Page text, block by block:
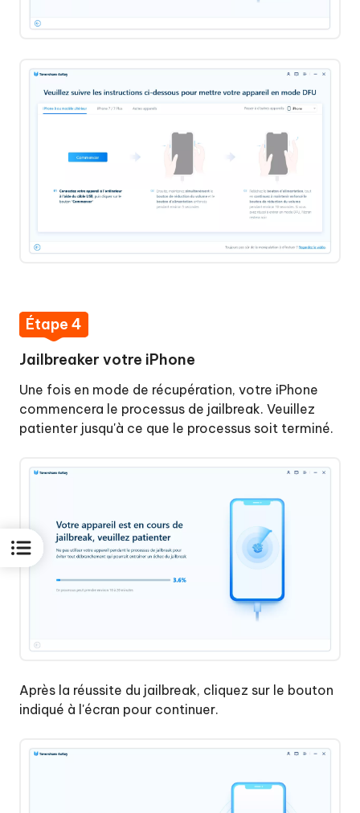
Étape 4
Jailbreaker votre iPhone
Une fois en mode de récupération, votre iPhone
commencera le processus de jailbreak. Veuillez
patienter jusqu'à ce que le processus soit terminé.
Après la réussite du jailbreak, cliquez sur le bouton
indiqué à l'écran pour continuer.